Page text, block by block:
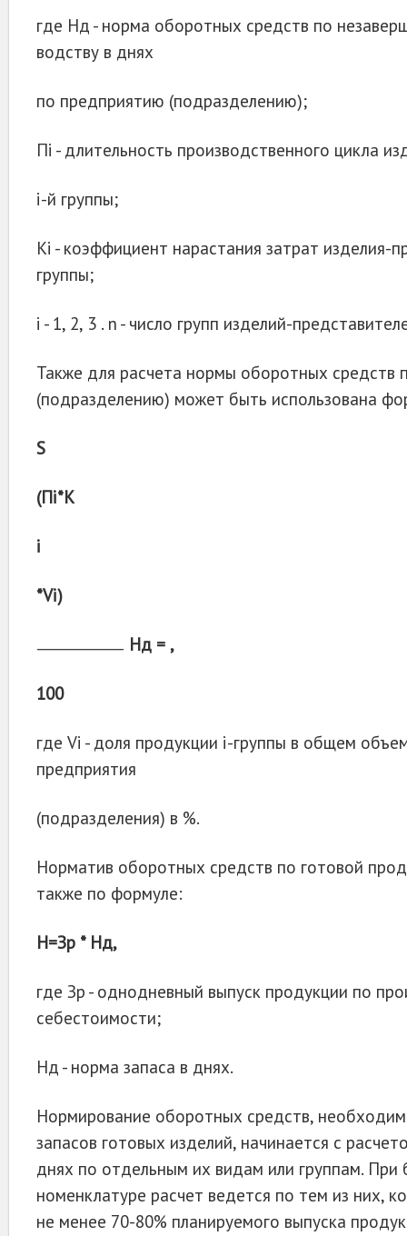
где Нд - норма оборотных средств по
водству в днях
по предприятию (подразделению);
Пі - длительность производственного цикла
і-й группы;
Ki - коэффициент нарастания затрат изделия-
группы;
і - 1, 2, 3 . n - число групп изделий-
Также для расчета нормы оборотных средств
(подразделению) может быть использована
S
(Пi*К
і
*Vi)
Нд = ,
100
где Vi - доля продукции i-группы в общем
предприятия
(подразделения) в %.
Норматив оборотных средств по готовой
также по формуле:
Н=Зр * Нд,
где Зр - однодневный выпуск продукции по
себестоимости;
Нд - норма запаса в днях.
Нормирование оборотных средств,
запасов готовых изделий, начинается с
днях по отдельным их видам или группам. При
номенклатуре расчет ведется по тем из них,
не менее 70-80% планируемого выпуска